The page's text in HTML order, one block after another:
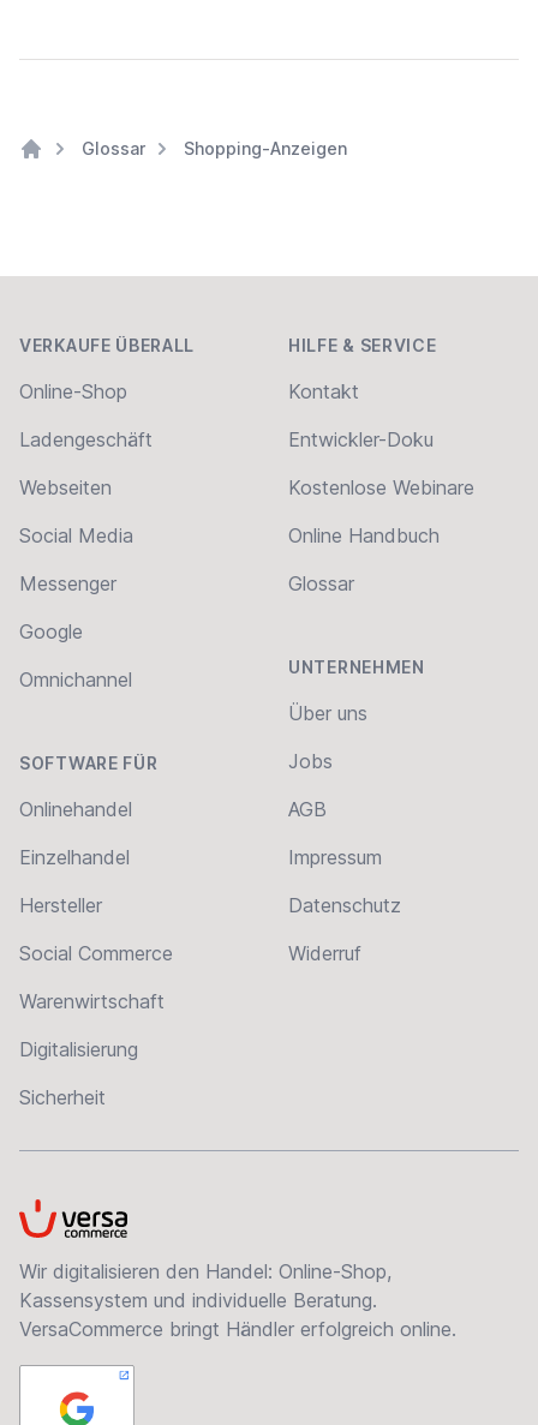
Glossar Shopping-Anzeigen
VERKAUFE ÜBERALL
Online-Shop
Ladengeschäft
Webseiten
Social Media
Messenger
Google
Omnichannel
SOFTWARE FÜR
Onlinehandel
Einzelhandel
Hersteller
Social Commerce
Warenwirtschaft
Digitalisierung
Sicherheit
HILFE & SERVICE
Kontakt
Entwickler-Doku
Kostenlose Webinare
Online Handbuch
Glossar
UNTERNEHMEN
Über uns
Jobs
AGB
Impressum
Datenschutz
Widerruf
VersaCommerce
Wir digitalisieren den Handel: Online-Shop,
Kassensystem und individuelle Beratung.
VersaCommerce bringt Händler erfolgreich online.